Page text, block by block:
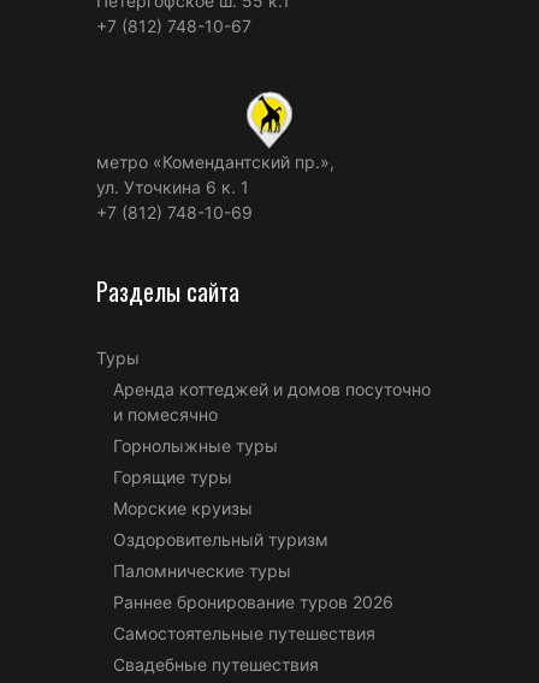
+7 (812) 748-10-67
метро «Комендантский пр.»,
ул. Уточкина 6 к. 1
+7 (812) 748-10-69
Разделы сайта
Туры
Аренда коттеджей и домов посуточно
и помесячно
Горнолыжные туры
Горящие туры
Морские круизы
Оздоровительный туризм
Паломнические туры
Раннее бронирование туров 2026
Самостоятельные путешествия
Свадебные путешествия